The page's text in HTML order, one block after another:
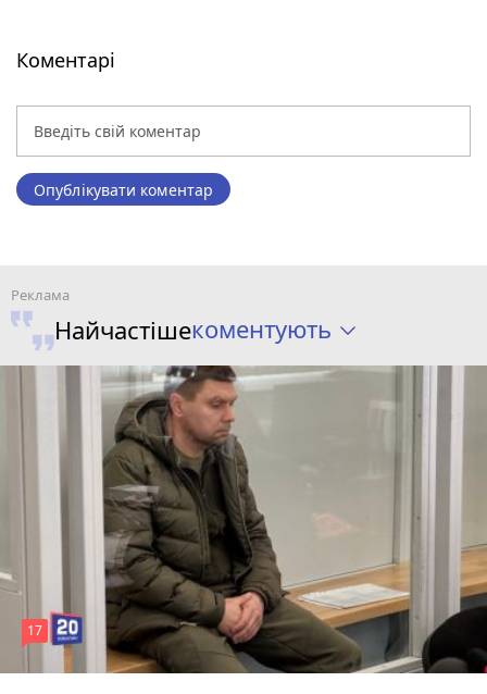
Коментарі
Опублікувати коментар
Найчастішекоментують
17